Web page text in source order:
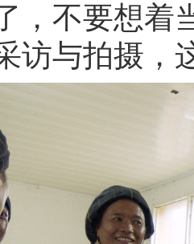
，不要想着
访与拍摄，